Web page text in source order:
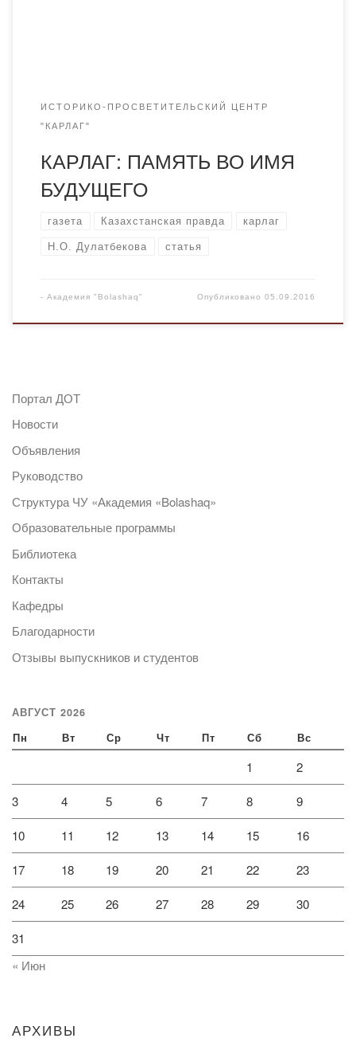
ИСТОРИКО-ПРОСВЕТИТЕЛЬСКИЙ ЦЕНТР
"КАРЛАГ"
КАРЛАГ: ПАМЯТЬ ВО ИМЯ
БУДУЩЕГО
газета Казахстанская правда карлаг
Н.О. Дулатбекова статья
- Академия "Bolashaq" Опубликовано05.09.2016
Портал ДОТ
Новости
Объявления
Руководство
Структура ЧУ «Академия «Bolashaq»
Образовательные программы
Библиотека
Контакты
Кафедры
Благодарности
Отзывы выпускников и студентов
АВГУСТ 2026
Пн Вт Ср Чт Пт Сб Вс
1 2
3 4 5 6 7 8 9
10 11 12 13 14 15 16
17 18 19 20 21 22 23
24 25 26 27 28 29 30
31
« Июн
АРХИВЫ